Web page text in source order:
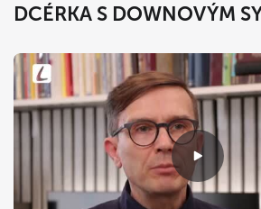
DCÉRKA S DOWNOVÝM